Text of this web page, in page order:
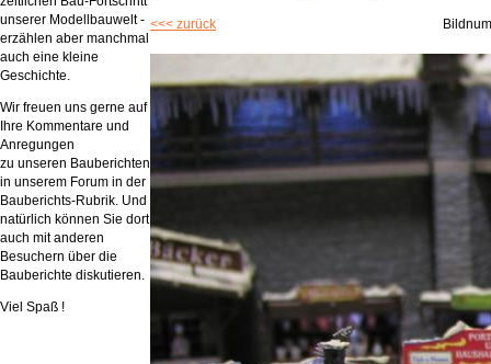
unserer Modellbauwelt -
erzählen aber manchmal
auch eine kleine
Geschichte.
Wir freuen uns gerne auf
Ihre Kommentare und
Anregungen
zu unseren Bauberichten
in unserem Forum in der
Bauberichts-Rubrik. Und
natürlich können Sie dort
auch mit anderen
Besuchern über die
Bauberichte diskutieren.
Viel Spaß !
<<< zurück